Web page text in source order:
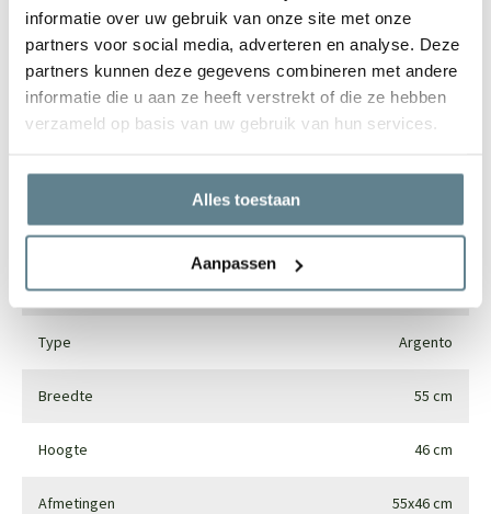
informatie over uw gebruik van onze site met onze
partners voor social media, adverteren en analyse. Deze
partners kunnen deze gegevens combineren met andere
informatie die u aan ze heeft verstrekt of die ze hebben
verzameld op basis van uw gebruik van hun services.
Alles toestaan
Aanpassen
Specificaties
Merk Luca lifestyle
Vorm Rond
Gebruik Interieur en exterieur
Materiaal Fiberglass
Type Argento
Breedte 55 cm
Hoogte 46 cm
Afmetingen 55x46 cm